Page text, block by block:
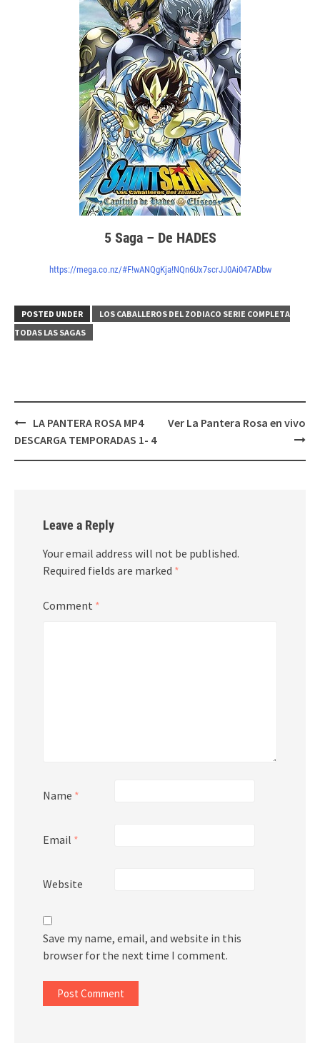
5 Saga – De HADES
https://mega.co.nz/#F!wANQgKja!NQn6Ux7scrJJ0Ai047ADbw
POSTED UNDER
LOS CABALLEROS DEL ZODIACO SERIE COMPLETA
TODAS LAS SAGAS
Post
navigation
LA PANTERA ROSA MP4
DESCARGA TEMPORADAS 1- 4
Ver La Pantera Rosa en vivo
Leave a Reply
Your email address will not be published.
Required fields are marked *
Comment *
Name *
Email *
Website
Save my name, email, and website in this
browser for the next time I comment.